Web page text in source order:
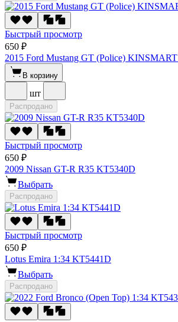
Быстрый просмотр
650 ₽
2015 Ford Mustang GT (Police)
В корзину
шт
Распродано
Быстрый просмотр
650 ₽
2009 Nissan GT-R R35 KT5340D
Выбрать
Распродано
Быстрый просмотр
650 ₽
Lotus Emira 1:34 KT5441D
Выбрать
Распродано